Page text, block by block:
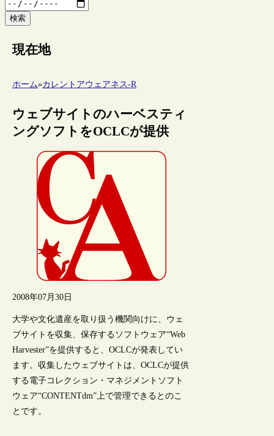
検索
現在地
ホーム»カレントアウェアネス-R
ウェブサイトのハーベスティ
ングソフトをOCLCが提供
2008年07月30日
大学や文化遺産を取り扱う機関向けに、ウェ
ブサイトを収集、保存するソフトウェア“Web
Harvester”を提供すると、OCLCが発表してい
ます。収集したウェブサイトは、OCLCが提供
する電子コレクション・マネジメントソフト
ウェア“CONTENTdm”上で管理できるとのこ
とです。